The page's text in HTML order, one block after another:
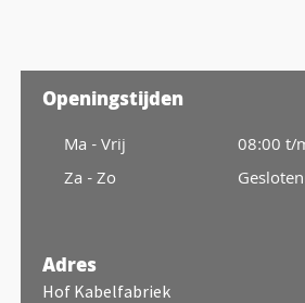
Openingstijden
Ma - Vrij
Za - Zo
08:00 t/
Gesloten
Adres
Hof Kabelfabriek